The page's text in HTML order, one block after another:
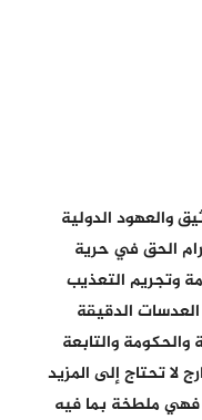
والعهود الدولية
الحق في حرية
وتجريم التعذيب
الدقيقة
والتابعة
لا تحتاج إلى المزيد
ملطخة بما فيه